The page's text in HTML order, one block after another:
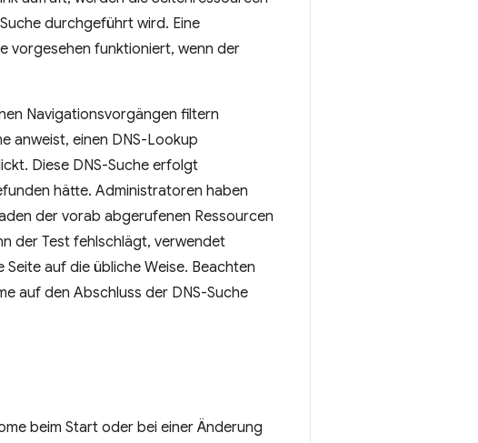
durchgeführt wird. Eine
vorgesehen funktioniert, wenn der
Navigationsvorgängen filtern
anweist, einen DNS-Lookup
Diese DNS-Suche erfolgt
hätte. Administratoren haben
der vorab abgerufenen Ressourcen
der Test fehlschlägt, verwendet
auf die übliche Weise. Beachten
auf den Abschluss der DNS-Suche
beim Start oder bei einer Änderung